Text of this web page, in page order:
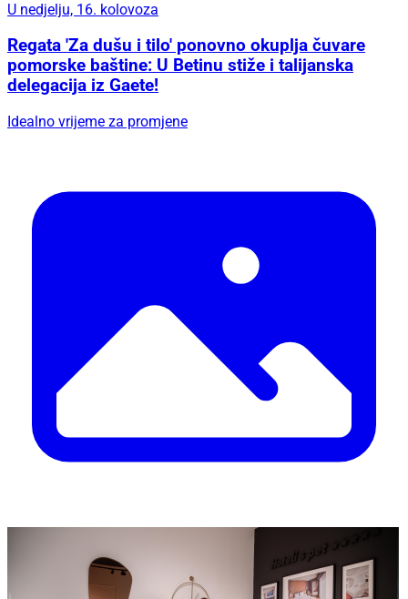
U nedjelju, 16. kolovoza
Regata 'Za dušu i tilo' ponovno okuplja čuvare
pomorske baštine: U Betinu stiže i talijanska
delegacija iz Gaete!
Idealno vrijeme za promjene